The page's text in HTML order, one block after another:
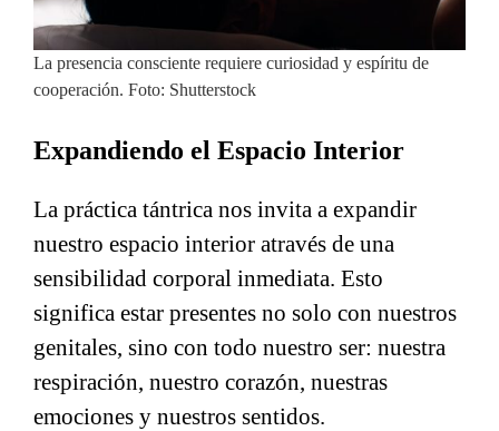
La presencia consciente requiere curiosidad y espíritu de
cooperación. Foto: Shutterstock
Expandiendo el Espacio Interior
La práctica tántrica nos invita a expandir
nuestro espacio interior através de una
sensibilidad corporal inmediata. Esto
significa estar presentes no solo con nuestros
genitales, sino con todo nuestro ser: nuestra
respiración, nuestro corazón, nuestras
emociones y nuestros sentidos.